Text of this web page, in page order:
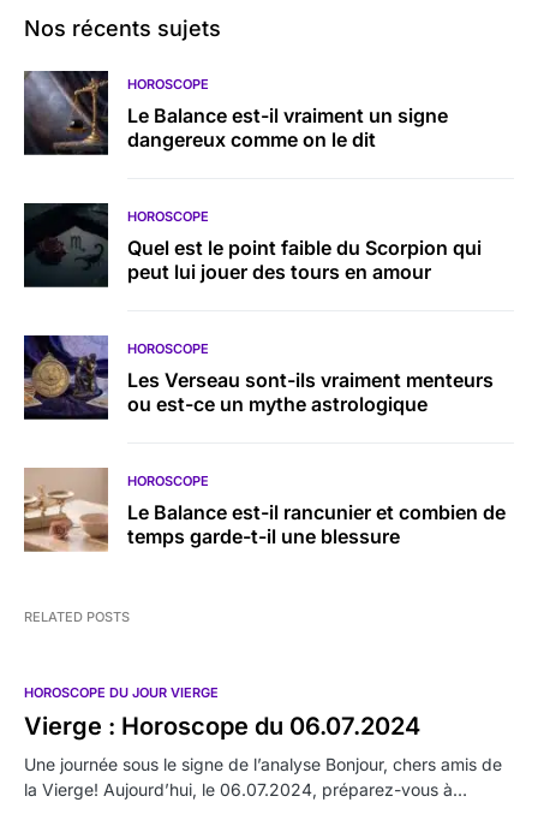
Nos récents sujets
HOROSCOPE
Le Balance est-il vraiment un signe
dangereux comme on le dit
HOROSCOPE
Quel est le point faible du Scorpion qui
peut lui jouer des tours en amour
HOROSCOPE
Les Verseau sont-ils vraiment menteurs
ou est-ce un mythe astrologique
HOROSCOPE
Le Balance est-il rancunier et combien de
temps garde-t-il une blessure
RELATED POSTS
HOROSCOPE DU JOUR VIERGE
Vierge : Horoscope du 06.07.2024
Une journée sous le signe de l’analyse Bonjour, chers amis de
la Vierge! Aujourd’hui, le 06.07.2024, préparez-vous à…